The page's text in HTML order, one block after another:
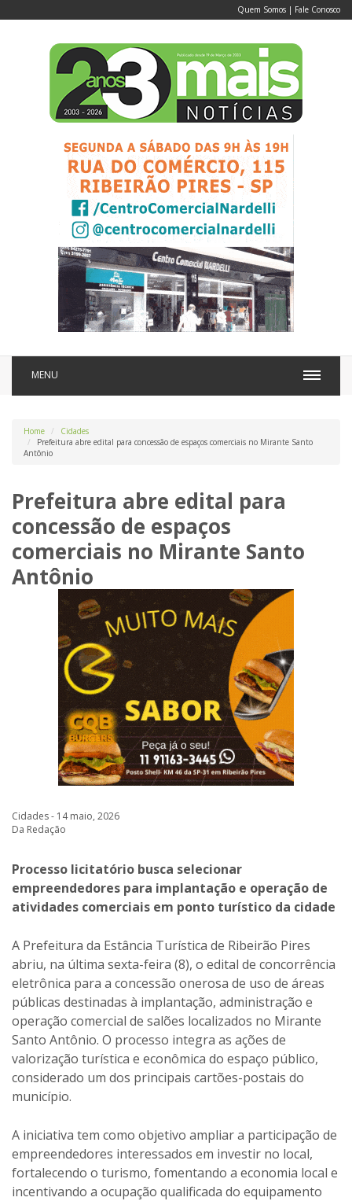
Quem Somos | Fale Conosco
MENU
Home
Cidades
Prefeitura abre edital para concessão de espaços comerciais no Mirante Santo
Antônio
Prefeitura abre edital para
concessão de espaços
comerciais no Mirante Santo
Antônio
Cidades - 14 maio, 2026
Da Redação
Processo licitatório busca selecionar
empreendedores para implantação e operação de
atividades comerciais em ponto turístico da cidade
A Prefeitura da Estância Turística de Ribeirão Pires
abriu, na última sexta-feira (8), o edital de concorrência
eletrônica para a concessão onerosa de uso de áreas
públicas destinadas à implantação, administração e
operação comercial de salões localizados no Mirante
Santo Antônio. O processo integra as ações de
valorização turística e econômica do espaço público,
considerado um dos principais cartões-postais do
município.
A iniciativa tem como objetivo ampliar a participação de
empreendedores interessados em investir no local,
fortalecendo o turismo, fomentando a economia local e
incentivando a ocupação qualificada do equipamento